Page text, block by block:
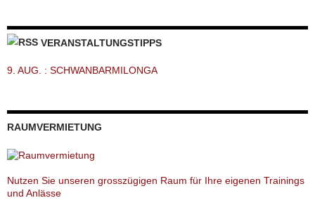
VERANSTALTUNGSTIPPS
9. AUG. : SCHWANBARMILONGA
RAUMVERMIETUNG
Nutzen Sie unseren grosszügigen Raum für Ihre eigenen Trainings
und Anlässe